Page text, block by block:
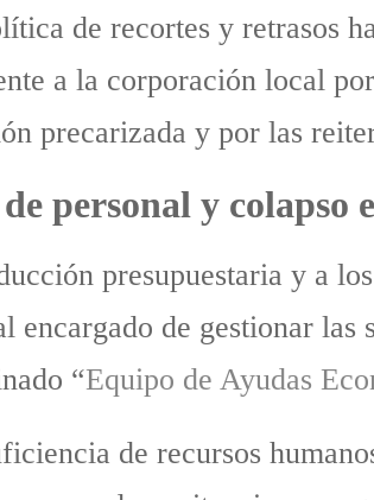
de recortes y retrasos
a la corporación local
precarizada y por las
personal y colapso
presupuestaria y a
encargado de gestionar
“Equipo de Ayudas
de recursos